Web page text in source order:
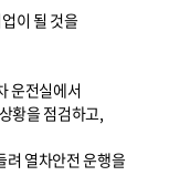
이 될 것을
운전실에서
황을 점검하고,
려 열차안전 운행을